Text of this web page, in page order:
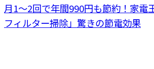
月1〜2回で年間990円も節約！家電
フィルター掃除」驚きの節電効果